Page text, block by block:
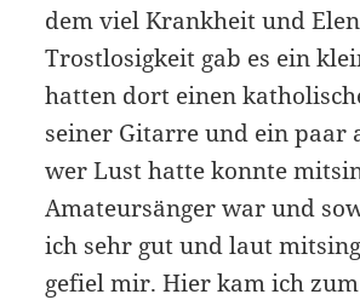
dem viel Krankheit und
Trostlosigkeit gab es ein
hatten dort einen
seiner Gitarre und ein paar
wer Lust hatte konnte
Amateursänger war und
ich sehr gut und laut
gefiel mir. Hier kam ich